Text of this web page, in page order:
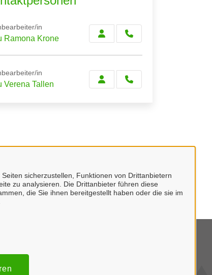
sicherzustellen, Funktionen von Drittanbietern
zu analysieren. Die Drittanbieter führen diese
die Sie ihnen bereitgestellt haben oder die sie im
in
Ramona Krone
in
Verena Tallen